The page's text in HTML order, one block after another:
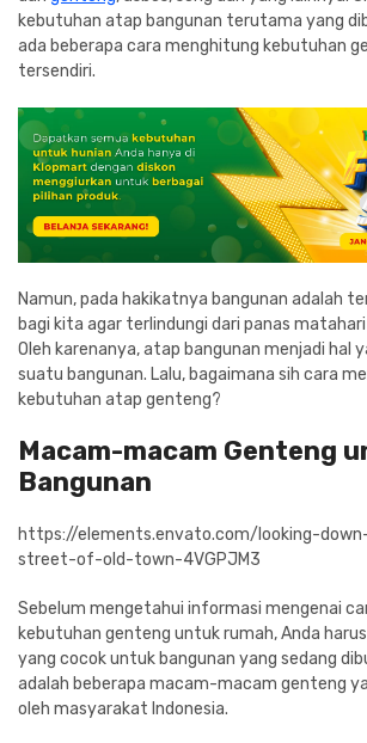
kebutuhan atap bangunan terutama yang
ada beberapa cara menghitung kebutuhan
tersendiri.
Namun, pada hakikatnya bangunan adalah
bagi kita agar terlindungi dari panas
Oleh karenanya, atap bangunan menjadi hal
suatu bangunan. Lalu, bagaimana sih cara
kebutuhan atap genteng?
Macam-macam Genteng
Bangunan
https://elements.envato.com/looking-
street-of-old-town-4VGPJM3
Sebelum mengetahui informasi mengenai
kebutuhan genteng untuk rumah, Anda
yang cocok untuk bangunan yang sedang
adalah beberapa macam-macam genteng
oleh masyarakat Indonesia.